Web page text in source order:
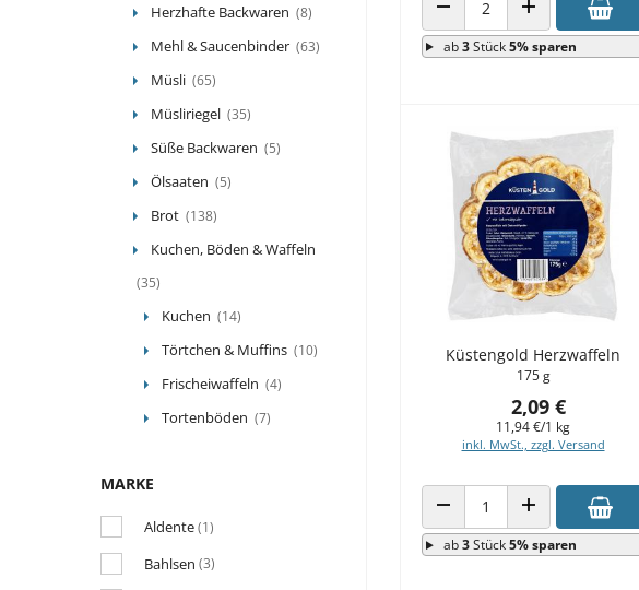
Herzhafte Backwaren (8)
Mehl & Saucenbinder (63)
Müsli (65)
Müsliriegel (35)
Süße Backwaren (5)
Ölsaaten (5)
Brot (138)
Kuchen, Böden & Waffeln
(35)
Kuchen (14)
Törtchen & Muffins (10)
Frischeiwaffeln (4)
Tortenböden (7)
MARKE
Aldente(1)
Bahlsen (3)
ANZAHL VERRINGERNANZAHL ERHÖHEN
ab3Stück5% sparen
Küstengold Herzwaffeln
175 g
2,09 €
11,94 €/1 kg
inkl. MwSt., zzgl. Versand
ANZAHL VERRINGERNANZAHL ERHÖHEN
ab3Stück5% sparen